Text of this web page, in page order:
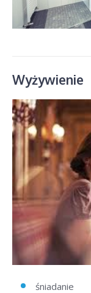
Wyżywienie
śniadanie